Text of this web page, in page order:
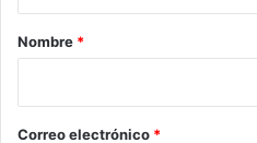
r
*
Nombre *
Correo electrónico *